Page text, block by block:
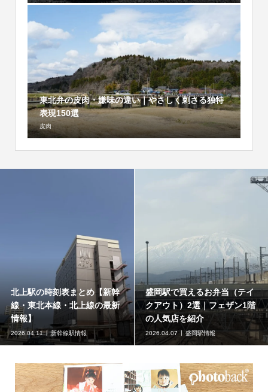
東北弁の皮肉・嫌味の違い｜やさしく刺さる独特
表現150選
皮肉
北上駅の時刻表まとめ【新幹
線・東北本線・北上線の最新
情報】
2026.04.11 新幹線駅情報
盛岡駅で買えるお弁当（テイ
クアウト）2選｜フェザン1階
の人気店を紹介
2026.04.07 盛岡駅情報